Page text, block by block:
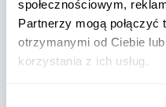
społecznościowym,
Partnerzy mogą
otrzymanymi od Ciebie
korzystania z ich usług.
W8 Shipping PL
na mapie